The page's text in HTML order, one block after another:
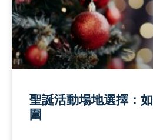
聖誕活動場地選擇：
圍